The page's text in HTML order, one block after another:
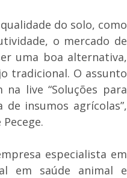
do solo, como
o mercado de
uma boa alternativa,
tradicional. O assunto
live “Soluções para
insumos agrícolas”,
especialista em
em saúde animal e